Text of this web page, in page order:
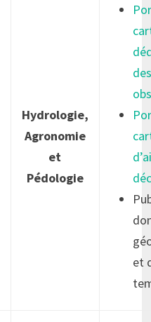
Hydrologie,
Agronomie
et
Pédologie
des
et